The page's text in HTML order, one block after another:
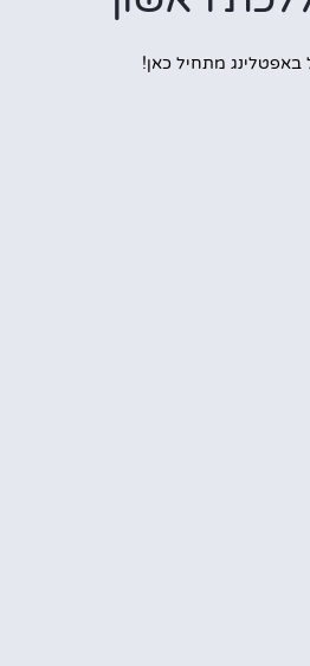
באפטלינג מתחיל כאן!